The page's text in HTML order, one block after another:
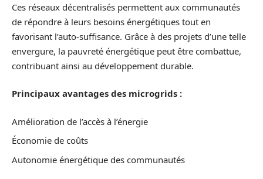
Ces réseaux décentralisés permettent aux communautés
de répondre à leurs besoins énergétiques tout en
favorisant l’auto-suffisance. Grâce à des projets d’une telle
envergure, la pauvreté énergétique peut être combattue,
contribuant ainsi au développement durable.
Principaux avantages des microgrids :
Amélioration de l’accès à l’énergie
Économie de coûts
Autonomie énergétique des communautés